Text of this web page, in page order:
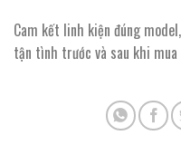
Cam kết linh kiện đúng
tận tình trước và sau khi mua